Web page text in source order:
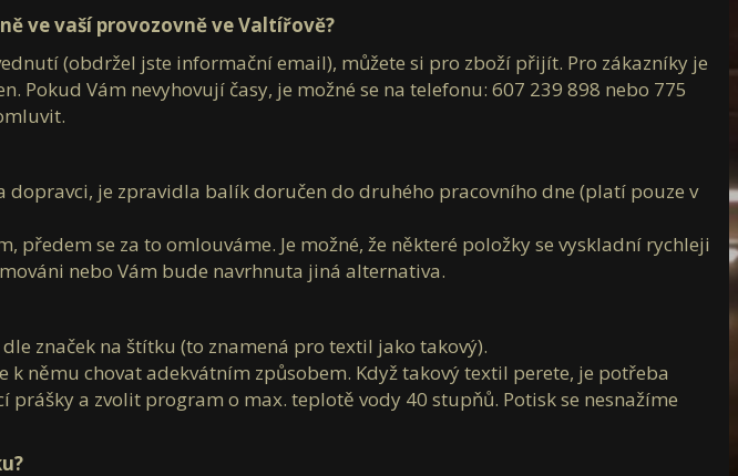
ve vaší provozovně ve Valtířově?
(obdržel jste informační email), můžete si pro zboží přijít. Pro zákazníky je
Pokud Vám nevyhovují časy, je možné se na telefonu: 607 239 898 nebo 775
dopravci, je zpravidla balík doručen do druhého pracovního dne (platí pouze v
předem se za to omlouváme. Je možné, že některé položky se vyskladní rychleji
nebo Vám bude navrhnuta jiná alternativa.
značek na štítku (to znamená pro textil jako takový).
němu chovat adekvátním způsobem. Když takový textil perete, je potřeba
a zvolit program o max. teplotě vody 40 stupňů. Potisk se nesnažíme